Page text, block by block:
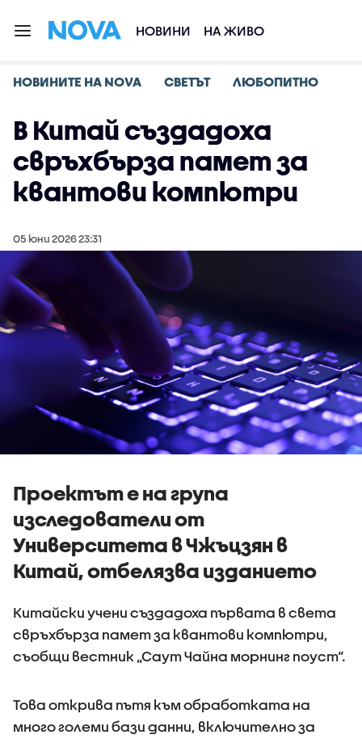
НОВИНИ НА ЖИВО
НОВИНИТЕ НА NOVA СВЕТЪТ ЛЮБОПИТНО
В Китай създадоха
свръхбърза памет за
квантови компютри
05 юни 2026 23:31
Проектът е на група
изследователи от
Университета в Чжъцзян в
Китай, отбелязва изданието
Китайски учени създадоха първата в света
свръхбърза памет за квантови компютри,
съобщи вестник „Саут Чайна морнинг поуст“.
Това открива пътя към обработката на
много големи бази данни, включително за